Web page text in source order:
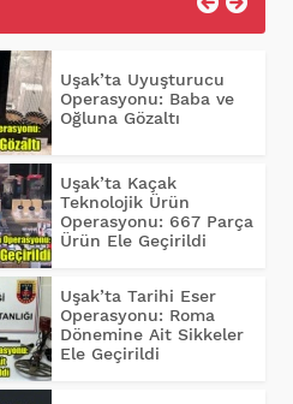
Uşak’ta Uyuşturucu
Operasyonu: Baba ve
Oğluna Gözaltı
Uşak’ta Kaçak
Teknolojik Ürün
Operasyonu: 667 Parça
Ürün Ele Geçirildi
Uşak’ta Tarihi Eser
Operasyonu: Roma
Dönemine Ait Sikkeler
Ele Geçirildi